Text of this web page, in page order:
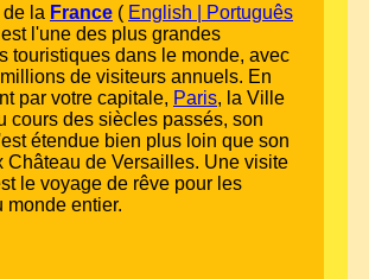
de la France ( English
Português
l'une des plus grandes
touristiques dans le monde, avec
de visiteurs annuels. En
par votre capitale, Paris, la Ville
cours des siècles passés, son
étendue bien plus loin que son
Château de Versailles. Une visite
le voyage de rêve pour les
monde entier.